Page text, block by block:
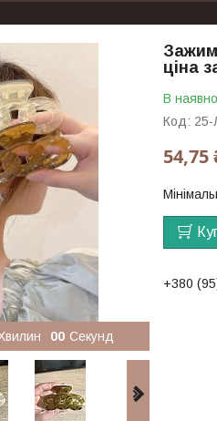
00 Секунд
ціна
В
Код: 25-
54,75
+380